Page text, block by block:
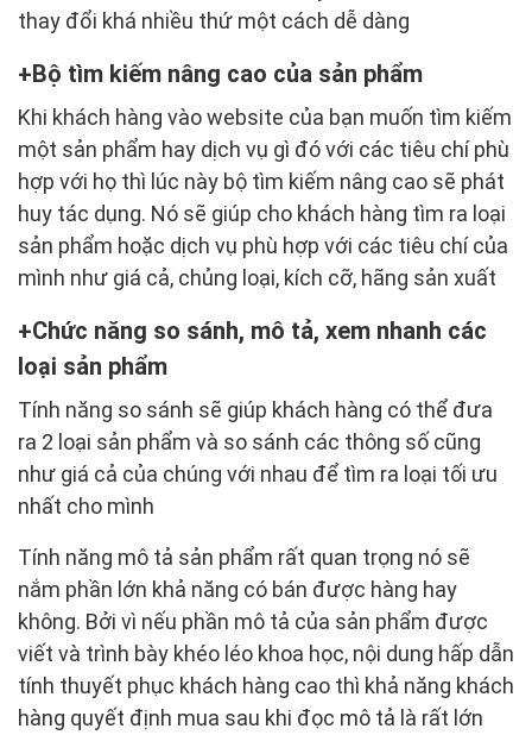
thay đổi khá nhiều thứ một cách dễ dàng
Bộ tìm kiếm nâng cao của sản phẩm
Khi khách hàng vào website của bạn muốn tìm kiếm
một sản phẩm hay dịch vụ gì đó với các tiêu chí phù
hợp với họ thì lúc này bộ tìm kiếm nâng cao sẽ phát
huy tác dụng. Nó sẽ giúp cho khách hàng tìm ra loại
sản phẩm hoặc dịch vụ phù hợp với các tiêu chí của
mình như giá cả, chủng loại, kích cỡ, hãng sản xuất
Chức năng so sánh, mô tả, xem nhanh các
loại sản phẩm
Tính năng so sánh sẽ giúp khách hàng có thể đưa
ra 2 loại sản phẩm và so sánh các thông số cũng
như giá cả của chúng với nhau để tìm ra loại tối ưu
nhất cho mình
Tính năng mô tả sản phẩm rất quan trọng nó sẽ
nắm phần lớn khả năng có bán được hàng hay
không. Bởi vì nếu phần mô tả của sản phẩm được
viết và trình bày khéo léo khoa học, nội dung hấp dẫn
tính thuyết phục khách hàng cao thì khả năng khách
hàng quyết định mua sau khi đọc mô tả là rất lớn